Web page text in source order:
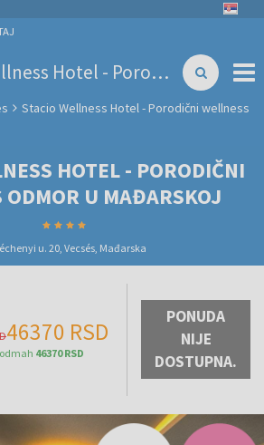
Stacio Wellness Hotel - Porodični wellness odmor u Mađarskoj
Stacio Wellness Hotel - Porodični wellness
HOTEL - PORODIČNI
ODMOR U MAĐARSKOJ
u. 20, Vecsés, Mađarska
46370 RSD
46370 RSD
PONUDA
NIJE
DOSTUPNA.